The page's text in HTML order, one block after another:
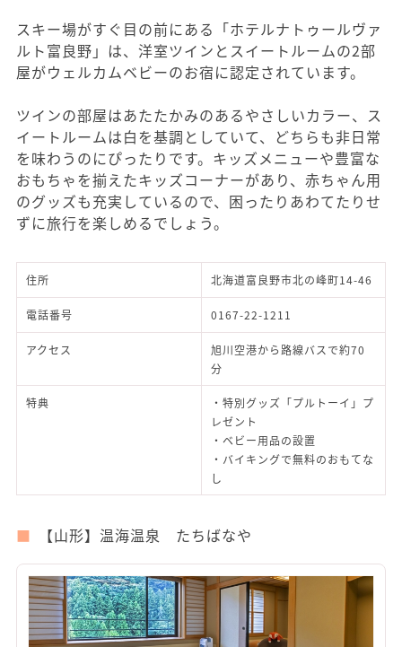
スキー場がすぐ目の前にある「ホテルナトゥールヴァ
ルト富良野」は、洋室ツインとスイートルームの2部
屋がウェルカムベビーのお宿に認定されています。
ツインの部屋はあたたかみのあるやさしいカラー、ス
イートルームは白を基調としていて、どちらも非日常
を味わうのにぴったりです。キッズメニューや豊富な
おもちゃを揃えたキッズコーナーがあり、赤ちゃん用
のグッズも充実しているので、困ったりあわてたりせ
ずに旅行を楽しめるでしょう。
住所 北海道富良野市北の峰町14-46
電話番号 0167-22-1211
アクセス
旭川空港から路線バスで約70
分
特典
・特別グッズ「プルトーイ」プ
レゼント
・ベビー用品の設置
・バイキングで無料のおもてな
し
【山形】温海温泉 たちばなや